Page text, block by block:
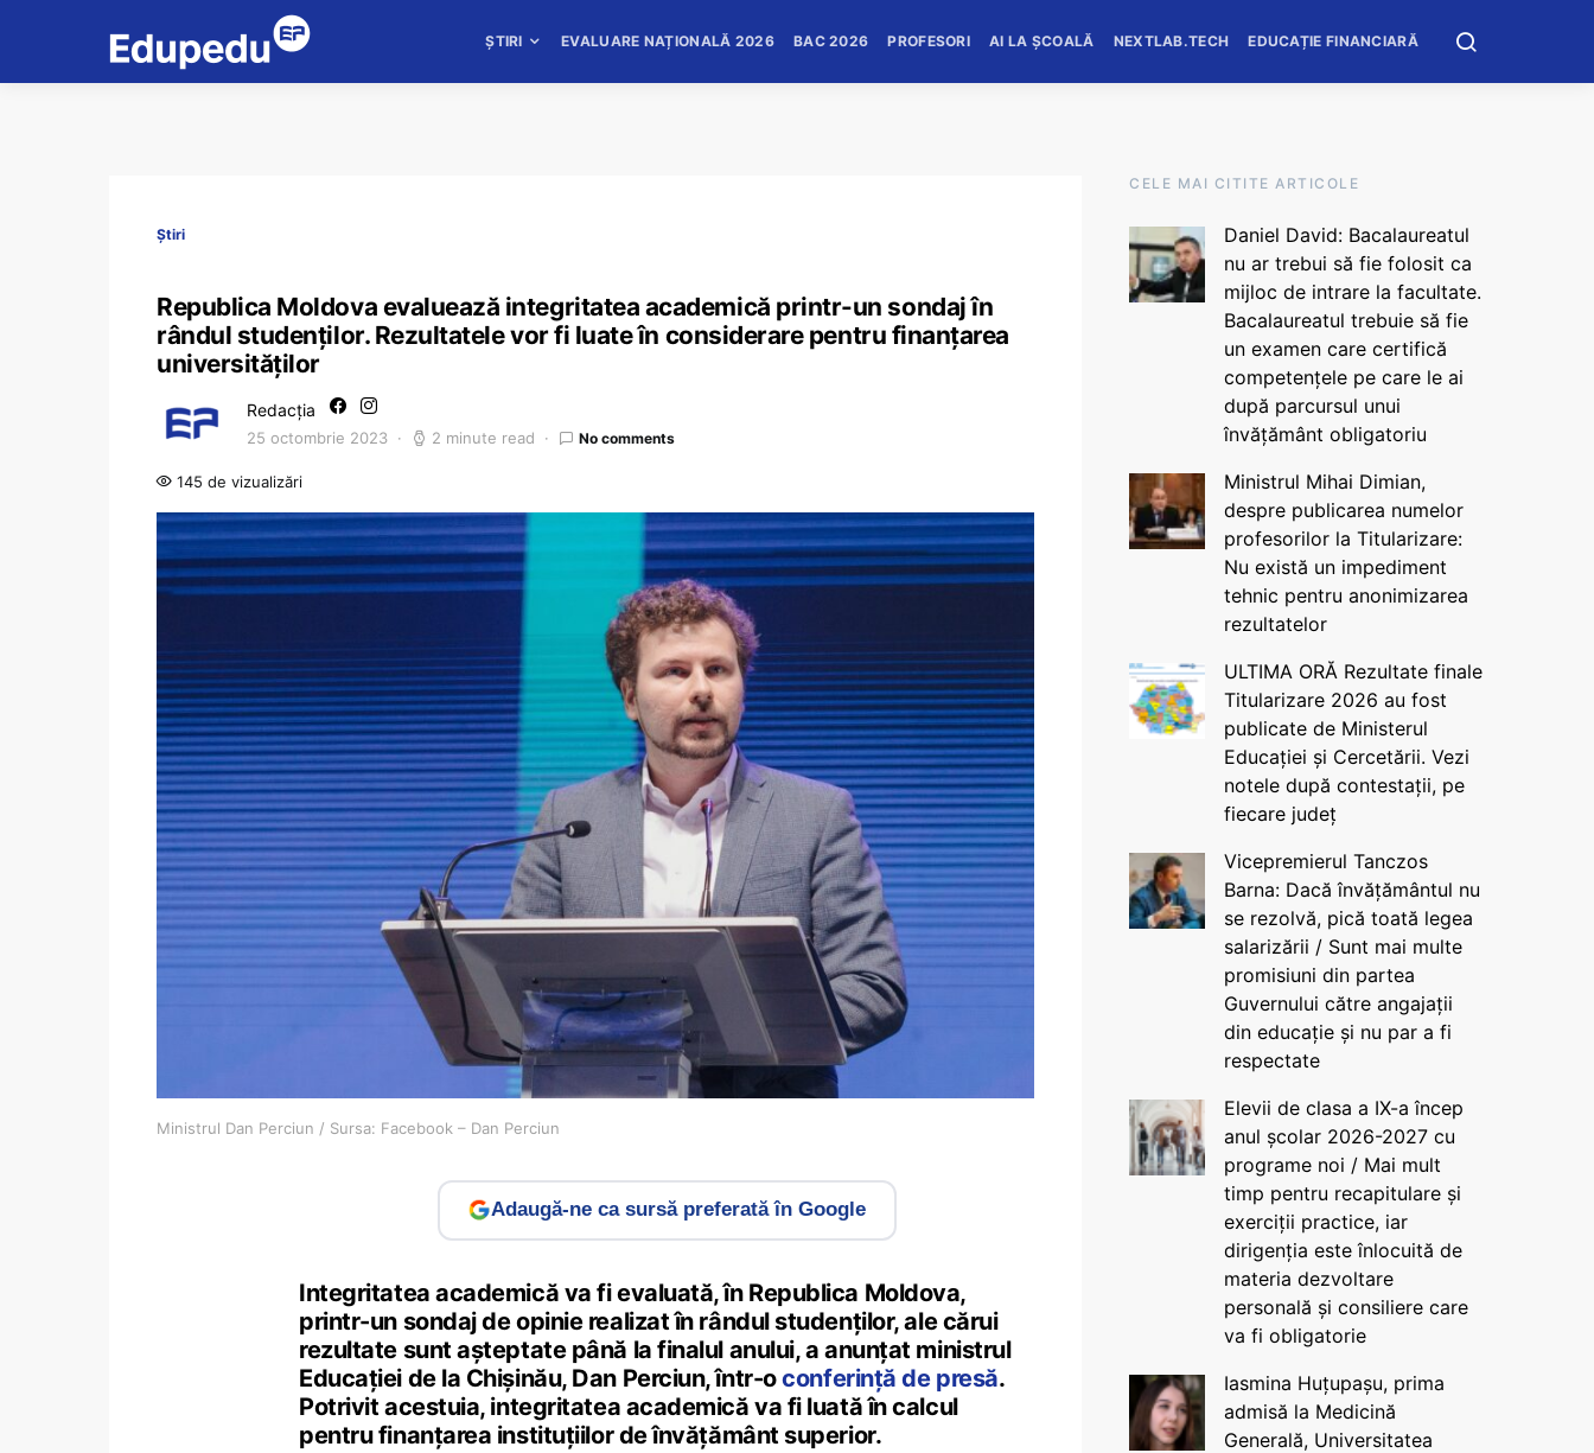
ȘTIRI EVALUARE NAȚIONALĂ 2026 BAC 2026 PROFESORI AI LA ȘCOALĂ NEXTLAB.TECH EDUCAȚIE FINANCIARĂ
Știri
Republica Moldova evaluează integritatea academică printr-un sondaj în
rândul studenților. Rezultatele vor fi luate în considerare pentru finanțarea
universităților
Redacția
25 octombrie 2023 2 minute read No comments
145 de vizualizări
Ministrul Dan Perciun / Sursa: Facebook – Dan Perciun
Adaugă-ne ca sursă preferată în Google
Integritatea academică va fi evaluată, în Republica Moldova,
printr-un sondaj de opinie realizat în rândul studenților, ale cărui
rezultate sunt așteptate până la finalul anului, a anunțat ministrul
Educației de la Chișinău, Dan Perciun, într-oconferință de presă.
Potrivit acestuia, integritatea academică va fi luată în calcul
pentru finanțarea instituțiilor de învățământ superior.
CELE MAI CITITE ARTICOLE
Daniel David: Bacalaureatul
nu ar trebui să fie folosit ca
mijloc de intrare la facultate.
Bacalaureatul trebuie să fie
un examen care certifică
competențele pe care le ai
după parcursul unui
învățământ obligatoriu
Ministrul Mihai Dimian,
despre publicarea numelor
profesorilor la Titularizare:
Nu există un impediment
tehnic pentru anonimizarea
rezultatelor
ULTIMA ORĂ Rezultate finale
Titularizare 2026 au fost
publicate de Ministerul
Educației și Cercetării. Vezi
notele după contestații, pe
fiecare județ
Vicepremierul Tanczos
Barna: Dacă învățământul nu
se rezolvă, pică toată legea
salarizării / Sunt mai multe
promisiuni din partea
Guvernului către angajații
din educație și nu par a fi
respectate
Elevii de clasa a IX-a încep
anul școlar 2026-2027 cu
programe noi / Mai mult
timp pentru recapitulare și
exerciții practice, iar
dirigenția este înlocuită de
materia dezvoltare
personală și consiliere care
va fi obligatorie
Iasmina Huțupașu, prima
admisă la Medicină
Generală, Universitatea